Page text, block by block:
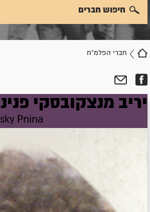
חברי הפלמ"ח
חיפוש חברים
יריב מנצקובסקי
Pnina